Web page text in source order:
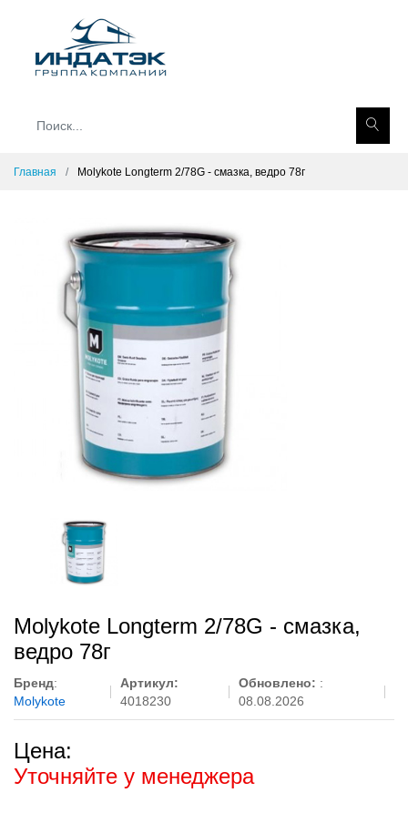
Главная Molykote Longterm 2/78G - смазка, ведро 78г
Molykote Longterm 2/78G - смазка,
ведро 78г
Бренд:
Molykote
Артикул:
4018230
Обновлено: :
08.08.2026
Цена:
Уточняйте у менеджера